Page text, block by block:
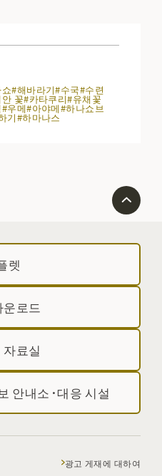
#해바라기#수국#수련
꽃#카타쿠리#유채꽃
#우메#아야메#하나쇼브
기#하마나스
렛
로드
료실
안내소·대응 시설
광고 게재에 대하여